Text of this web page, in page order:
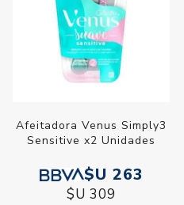
Afeitadora Venus Simply3
Sensitive x2 Unidades
$U 263
$U 309